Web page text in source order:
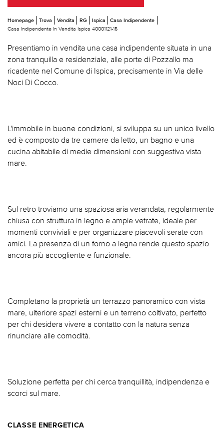
Homepage Trova Vendita RG Ispica
Casa Indipendente
Casa Indipendente In Vendita Ispica 40001121-15
Presentiamo in vendita una casa indipendente situata in una
zona tranquilla e residenziale, alle porte di Pozzallo ma
ricadente nel Comune di Ispica, precisamente in Via delle
Noci Di Cocco.
L'immobile in buone condizioni, si sviluppa su un unico livello
ed è composto da tre camere da letto, un bagno e una
cucina abitabile di medie dimensioni con suggestiva vista
mare.
Sul retro troviamo una spaziosa aria verandata, regolarmente
chiusa con struttura in legno e ampie vetrate, ideale per
momenti conviviali e per organizzare piacevoli serate con
amici. La presenza di un forno a legna rende questo spazio
ancora più accogliente e funzionale.
Completano la proprietà un terrazzo panoramico con vista
mare, ulteriore spazi esterni e un terreno coltivato, perfetto
per chi desidera vivere a contatto con la natura senza
rinunciare alle comodità.
Soluzione perfetta per chi cerca tranquillità, indipendenza e
scorci sul mare.
CLASSE ENERGETICA